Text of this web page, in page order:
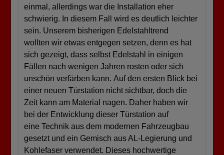
einmal, allerdings war die Installation eher
schwierig. In diesem Fall wird es deutlich leichter
sein. Unserem bisherigen Edelstahltrend
wollten wir etwas entgegen setzen, denn es hat
sich gezeigt, dass selbst Edelstahl in einigen
Fällen nach wenigen Jahren rosten oder sich
unschön verfärben kann. Auf den ersten Blick bei
einer neuen Türstation nicht sichtbar, doch die
Zeit kann am Material nagen. Daher haben wir
bei der Entwicklung dieser Türstation auf
eine Technik aus dem modernen Fahrzeugbau
gesetzt und ein Gemisch aus AL-Legierung und
Kohlefaser verwendet. Dieses hochwertige